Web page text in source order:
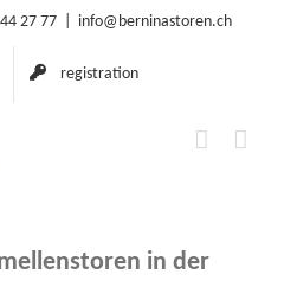
27 77 info@berninastoren.ch
registration
in der